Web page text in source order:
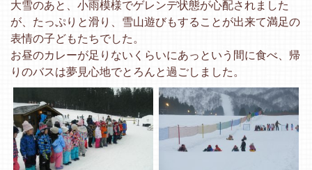
大雪のあと、小雨模様でゲレンデ状態が心配されました
が、たっぷりと滑り、雪山遊びもすることが出来て満足の
表情の子どもたちでした。
お昼のカレーが足りないくらいにあっという間に食べ、帰
りのバスは夢見心地でとろんと過ごしました。